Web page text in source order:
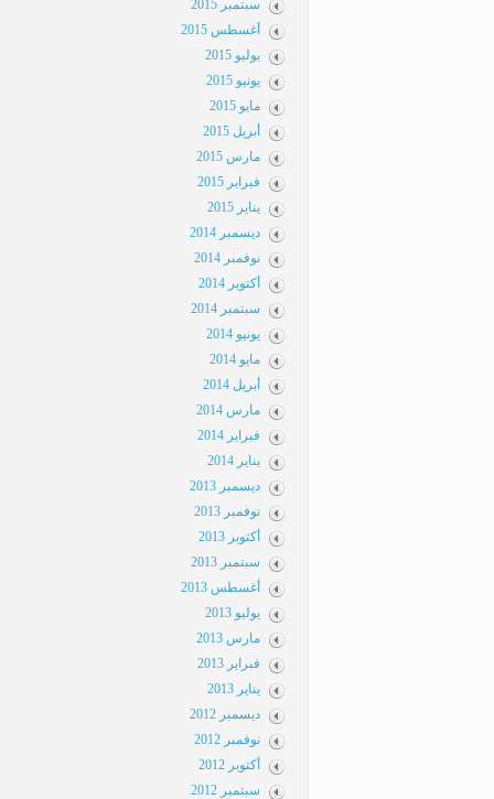
سبتمبر 2015
أغسطس 2015
يوليو 2015
يونيو 2015
مايو 2015
أبريل 2015
مارس 2015
فبراير 2015
يناير 2015
ديسمبر 2014
نوفمبر 2014
أكتوبر 2014
سبتمبر 2014
يونيو 2014
مايو 2014
أبريل 2014
مارس 2014
فبراير 2014
يناير 2014
ديسمبر 2013
نوفمبر 2013
أكتوبر 2013
سبتمبر 2013
أغسطس 2013
يوليو 2013
مارس 2013
فبراير 2013
يناير 2013
ديسمبر 2012
نوفمبر 2012
أكتوبر 2012
سبتمبر 2012